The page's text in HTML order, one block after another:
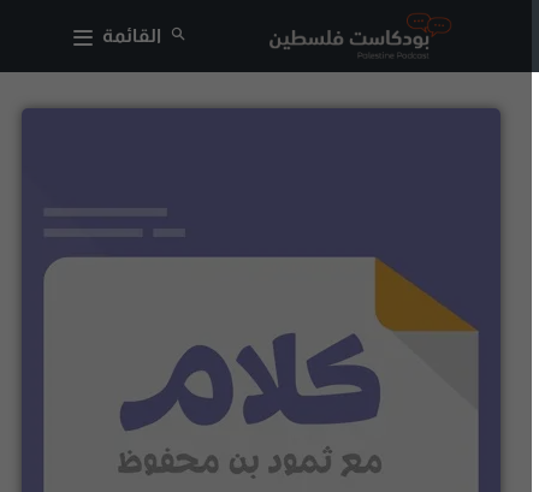
القائمة